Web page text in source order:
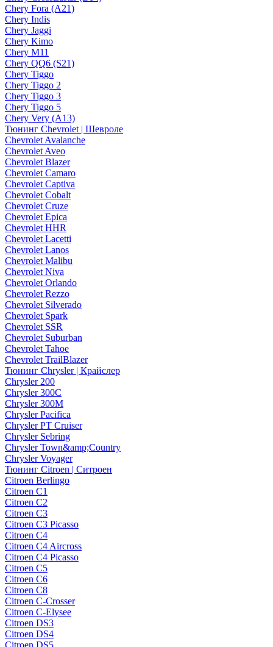
Chery Fora (A21)
Chery Indis
Chery Jaggi
Chery Kimo
Chery M11
Chery QQ6 (S21)
Chery Tiggo
Chery Tiggo 2
Chery Tiggo 3
Chery Tiggo 5
Chery Very (A13)
Тюнинг Chevrolet | Шевроле
Chevrolet Avalanche
Chevrolet Aveo
Chevrolet Blazer
Chevrolet Camaro
Chevrolet Captiva
Chevrolet Cobalt
Chevrolet Cruze
Chevrolet Epica
Chevrolet HHR
Chevrolet Lacetti
Chevrolet Lanos
Chevrolet Malibu
Chevrolet Niva
Chevrolet Orlando
Chevrolet Rezzo
Chevrolet Silverado
Chevrolet Spark
Chevrolet SSR
Chevrolet Suburban
Chevrolet Tahoe
Chevrolet TrailBlazer
Тюнинг Chrysler | Крайслер
Chrysler 200
Chrysler 300C
Chrysler 300M
Chrysler Pacifica
Chrysler PT Cruiser
Chrysler Sebring
Chrysler Town&amp;Country
Chrysler Voyager
Тюнинг Citroen | Ситроен
Citroen Berlingo
Citroen C1
Citroen C2
Citroen C3
Citroen C3 Picasso
Citroen C4
Citroen C4 Aircross
Citroen C4 Picasso
Citroen C5
Citroen C6
Citroen C8
Citroen C-Crosser
Citroen C-Elysee
Citroen DS3
Citroen DS4
Citroen DS5